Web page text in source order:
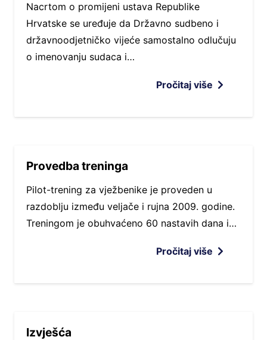
Nacrtom o promijeni ustava Republike
Hrvatske se uređuje da Državno sudbeno i
državnoodjetničko vijeće samostalno odlučuju
o imenovanju sudaca i…
Pročitaj više
Provedba treninga
Pilot-trening za vježbenike je proveden u
razdoblju između veljače i rujna 2009. godine.
Treningom je obuhvaćeno 60 nastavih dana i…
Pročitaj više
Izvješća